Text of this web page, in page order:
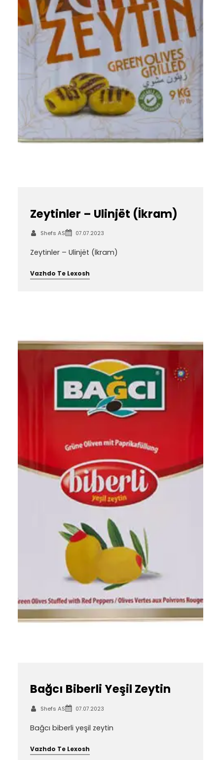
Zeytinler – Ulinjët (İkram)
Shefs AS 07.07.2023
Zeytinler – Ulinjët (İkram)
Vazhdo Te Lexosh
Bağcı Biberli Yeşil Zeytin
Shefs AS 07.07.2023
Bağcı biberli yeşil zeytin
Vazhdo Te Lexosh